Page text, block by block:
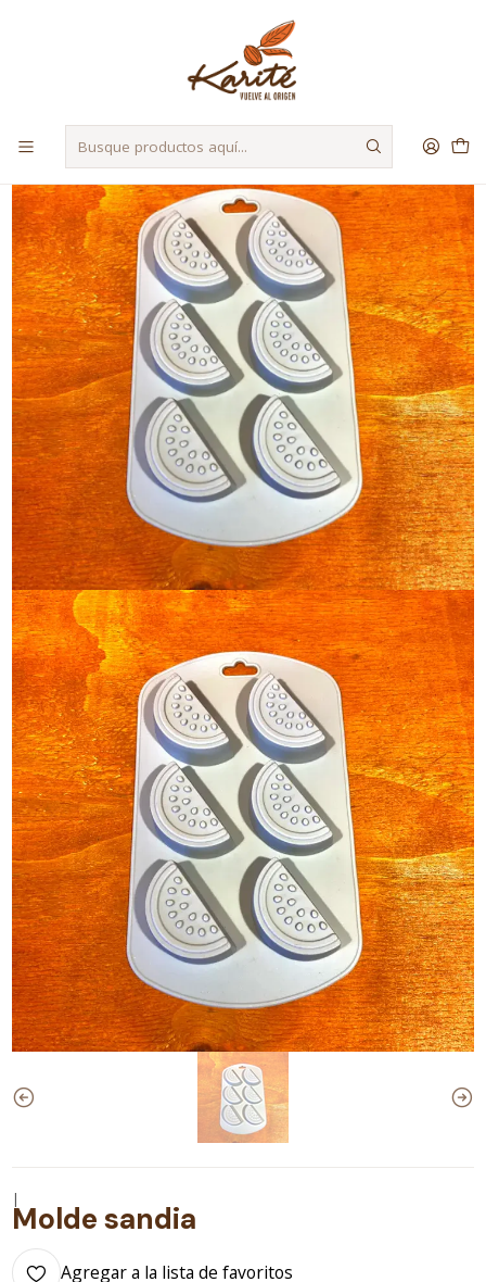
Despacho a Regiones a través de Starken y Bluexpress
Herramientas Moldes
|
Molde sandia
Agregar a la lista de favoritos